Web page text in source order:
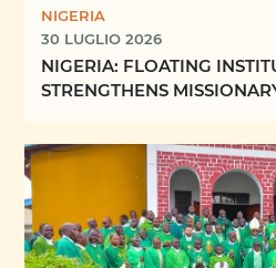
NIGERIA
30 LUGLIO 2026
NIGERIA: FLOATING
STRENGTHENS